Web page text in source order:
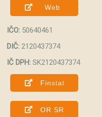
Web
IČO: 50640461
DIČ: 2120437374
IČ DPH: SK2120437374
Finstat
OR SR